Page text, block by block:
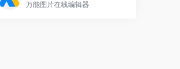
万能图片在线编辑器